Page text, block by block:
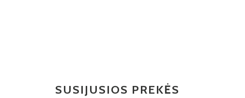
SUSIJUSIOS PREKĖS